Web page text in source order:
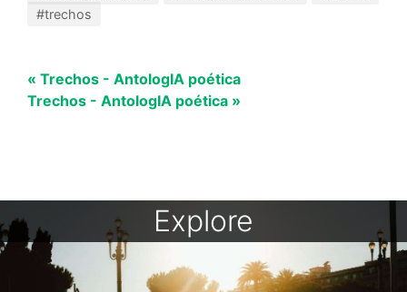
#trechos
« Trechos - AntologIA poética
Trechos - AntologIA poética »
Explore